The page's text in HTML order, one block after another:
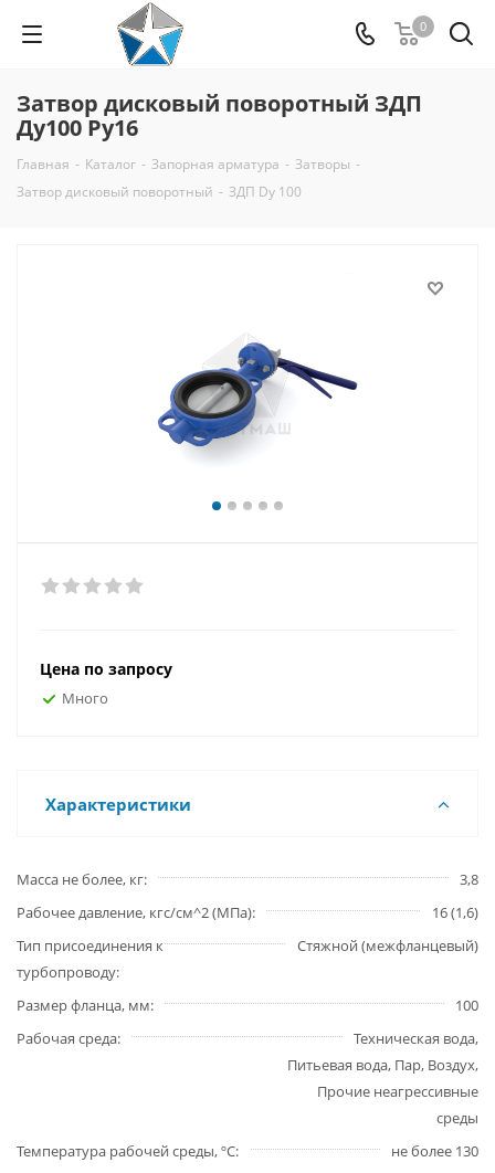
0
Затвор дисковый поворотный ЗДП
Ду100 Ру16
Главная - Каталог - Запорная арматура - Затворы -
Затвор дисковый поворотный - ЗДП Dу 100
Цена по запросу
Много
Характеристики
Масса не более, кг
3,8
Рабочее давление, кгс/см^2 (МПа)
16 (1,6)
Тип присоединения к
турбопроводу
Стяжной (межфланцевый)
Размер фланца, мм
100
Рабочая среда
Техническая вода,
Питьевая вода, Пар, Воздух,
Прочие неагрессивные
среды
Температура рабочей среды, ºС
не более 130